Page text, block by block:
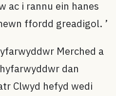
ac i rannu ein hanes
ffordd greadigol. ’
Merched a
dan
Clwyd hefyd wedi